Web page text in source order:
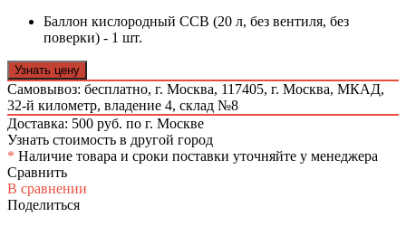
Баллон кислородный ССВ (20 л, без вентиля, без
поверки) - 1 шт.
Узнать цену
Самовывоз: бесплатно, г. Москва, 117405, г. Москва, МКАД,
32-й километр, владение 4, склад №8
Доставка: 500 руб. по г. Москве
Узнать стоимость в другой город
* Наличие товара и сроки поставки уточняйте у менеджера
Сравнить
В сравнении
Поделиться